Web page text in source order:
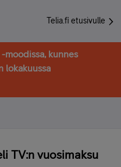
Telia.fi etusivulle
moodissa, kunnes
lokakuussa
TV:n vuosimaksu